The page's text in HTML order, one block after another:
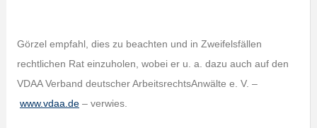
Görzel empfahl, dies zu beachten und in Zweifelsfällen
rechtlichen Rat einzuholen, wobei er u. a. dazu auch auf den
VDAA Verband deutscher ArbeitsrechtsAnwälte e. V. –
www.vdaa.de– verwies.